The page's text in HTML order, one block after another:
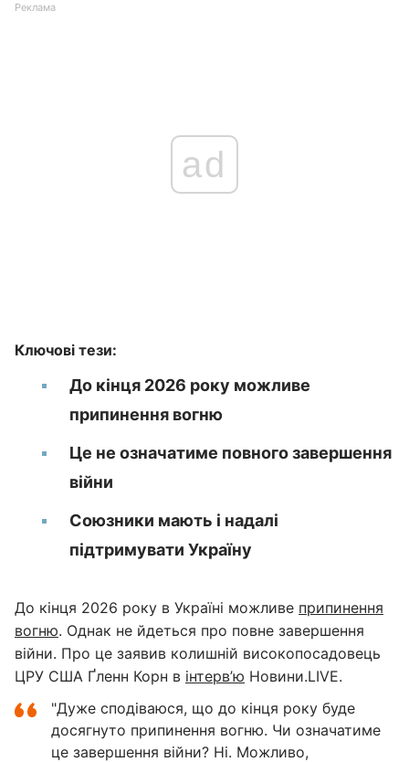
Реклама
ad
Ключові тези:
До кінця 2026 року можливе
припинення вогню
Це не означатиме повного завершення
війни
Союзники мають і надалі
підтримувати Україну
До кінця 2026 року в Україні можливе припинення
вогню. Однак не йдеться про повне завершення
війни. Про це заявив колишній високопосадовець
ЦРУ США Ґленн Корн в інтерв’ю Новини.LIVE.
"Дуже сподіваюся, що до кінця року буде
досягнуто припинення вогню. Чи означатиме
це завершення війни? Ні. Можливо,